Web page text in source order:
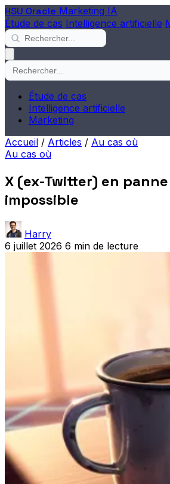
HSU Oracle Marketing IA
Étude de cas Intelligence artificielle
Étude de cas
Intelligence artificielle
Marketing
Accueil / Articles / Au cas où
Au cas où
X (ex-Twitter) en
impossible
Harry
6 juillet 2026 6 min de lecture